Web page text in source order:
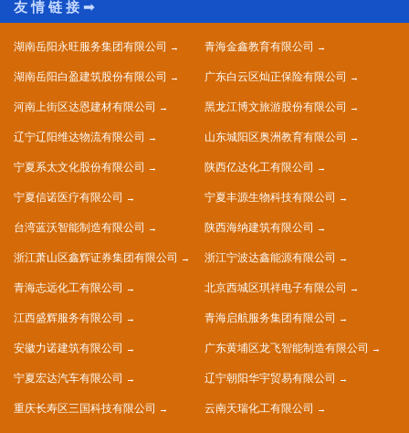
湖南岳阳永旺服务集团有限公司 青海金鑫教育有限公司
湖南岳阳白盈建筑股份有限公司 广东白云区灿正保险有限公司
河南上街区达恩建材有限公司 黑龙江博文旅游股份有限公司
辽宁辽阳维达物流有限公司 山东城阳区奥洲教育有限公司
宁夏系太文化股份有限公司 陕西亿达化工有限公司
宁夏信诺医疗有限公司 宁夏丰源生物科技有限公司
台湾蓝沃智能制造有限公司 陕西海纳建筑有限公司
浙江萧山区鑫辉证券集团有限公司 浙江宁波达鑫能源有限公司
青海志远化工有限公司 北京西城区琪祥电子有限公司
江西盛辉服务有限公司 青海启航服务集团有限公司
安徽力诺建筑有限公司 广东黄埔区龙飞智能制造有限公司
宁夏宏达汽车有限公司 辽宁朝阳华宇贸易有限公司
重庆长寿区三国科技有限公司 云南天瑞化工有限公司